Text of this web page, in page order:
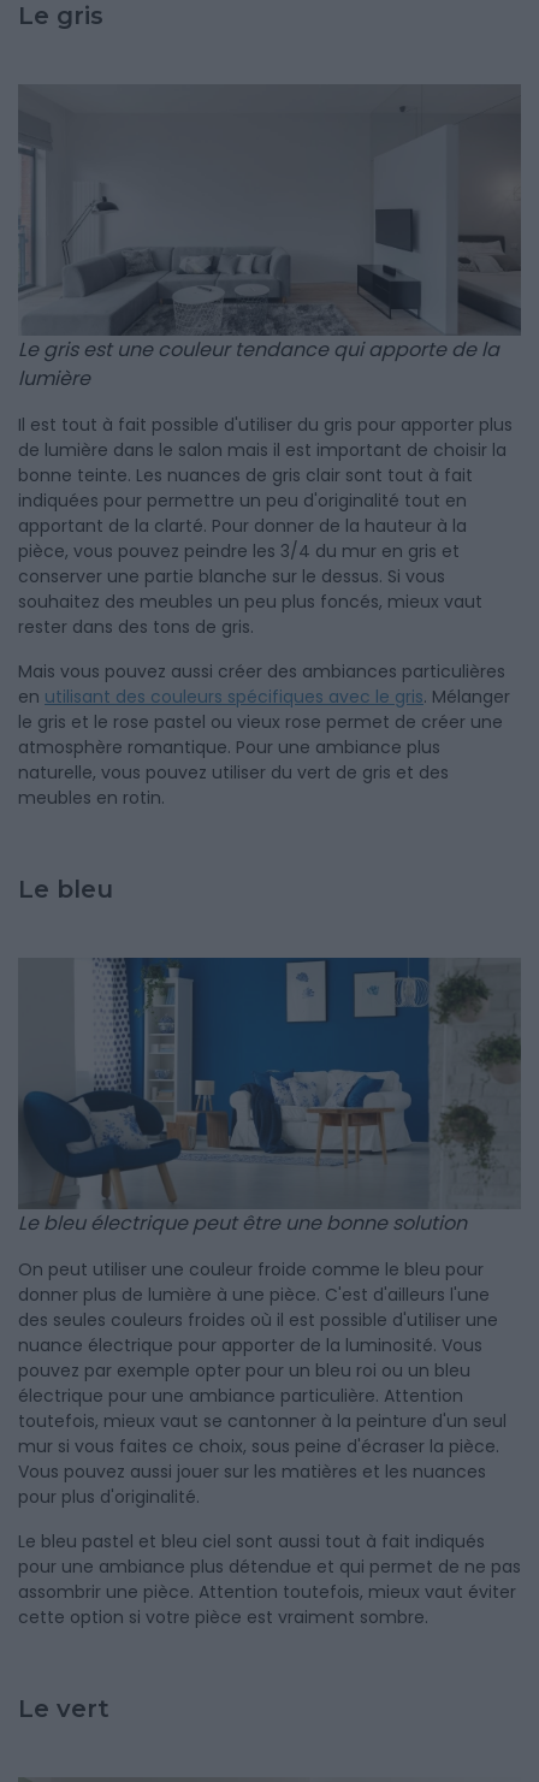
Le gris
Le gris est une couleur tendance qui apporte de la
lumière
Il est tout à fait possible d'utiliser du gris pour apporter plus
de lumière dans le salon mais il est important de choisir la
bonne teinte. Les nuances de gris clair sont tout à fait
indiquées pour permettre un peu d'originalité tout en
apportant de la clarté. Pour donner de la hauteur à la
pièce, vous pouvez peindre les 3/4 du mur en gris et
conserver une partie blanche sur le dessus. Si vous
souhaitez des meubles un peu plus foncés, mieux vaut
rester dans des tons de gris.
Mais vous pouvez aussi créer des ambiances particulières
en utilisant des couleurs spécifiques avec le gris. Mélanger
le gris et le rose pastel ou vieux rose permet de créer une
atmosphère romantique. Pour une ambiance plus
naturelle, vous pouvez utiliser du vert de gris et des
meubles en rotin.
Le bleu
Le bleu électrique peut être une bonne solution
On peut utiliser une couleur froide comme le bleu pour
donner plus de lumière à une pièce. C'est d'ailleurs l'une
des seules couleurs froides où il est possible d'utiliser une
nuance électrique pour apporter de la luminosité. Vous
pouvez par exemple opter pour un bleu roi ou un bleu
électrique pour une ambiance particulière. Attention
toutefois, mieux vaut se cantonner à la peinture d'un seul
mur si vous faites ce choix, sous peine d'écraser la pièce.
Vous pouvez aussi jouer sur les matières et les nuances
pour plus d'originalité.
Le bleu pastel et bleu ciel sont aussi tout à fait indiqués
pour une ambiance plus détendue et qui permet de ne pas
assombrir une pièce. Attention toutefois, mieux vaut éviter
cette option si votre pièce est vraiment sombre.
Le vert